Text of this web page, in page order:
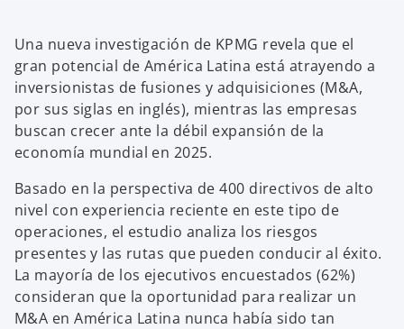
p
e
s
a
a
u
v
p
s
a
ñ
a
n
u
v
Una nueva investigación de KPMG revela que el
gran potencial de América Latina está atrayendo a
inversionistas de fusiones y adquisiciones (M&A,
por sus siglas en inglés), mientras las empresas
buscan crecer ante la débil expansión de la
economía mundial en 2025.
Basado en la perspectiva de 400 directivos de alto
nivel con experiencia reciente en este tipo de
operaciones, el estudio analiza los riesgos
presentes y las rutas que pueden conducir al éxito.
La mayoría de los ejecutivos encuestados (62%)
consideran que la oportunidad para realizar un
M&A en América Latina nunca había sido tan